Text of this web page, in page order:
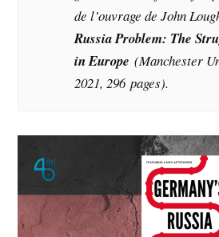
de l’ouvrage de John
Russia Problem: The
in Europe(Manchester
2021, 296 pages).